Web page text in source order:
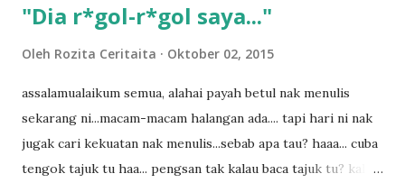
"Dia r*gol-r*gol saya..."
Oleh Rozita Ceritaita Oktober 02, 2015
assalamualaikum semua, alahai payah betul nak menulis
sekarang ni...macam-macam halangan ada.... tapi hari ni nak
jugak cari kekuatan nak menulis...sebab apa tau? haaa... cuba
tengok tajuk tu haa... pengsan tak kalau baca tajuk tu? kalau